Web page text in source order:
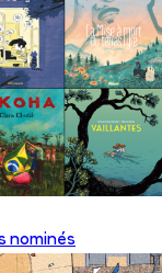
nominés